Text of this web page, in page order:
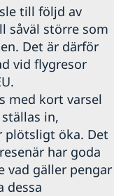
till följd av
såväl större som
Det är därför
vid flygresor
med kort varsel
in,
plötsligt öka. Det
har goda
vad gäller pengar
dessa